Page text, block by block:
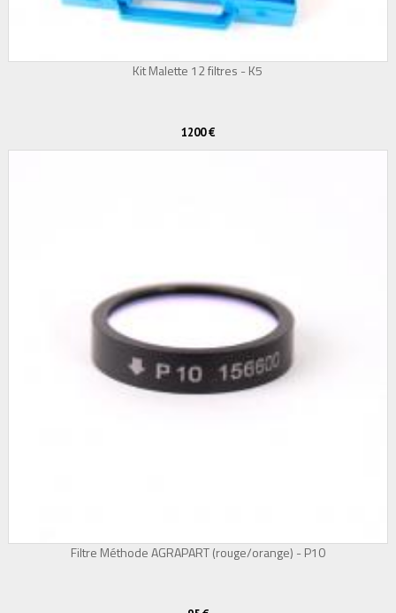
Kit Malette 12 filtres - K5
1200 €
Filtre Méthode AGRAPART (rouge/orange) - P10